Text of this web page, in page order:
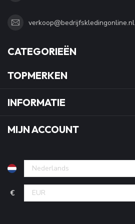
verkoop@bedrijfskledingonline.nl
CATEGORIEËN
TOPMERKEN
INFORMATIE
MIJN ACCOUNT
€